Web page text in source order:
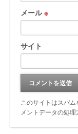
メール※
サイト
このサイトはスパ
メントデータの処